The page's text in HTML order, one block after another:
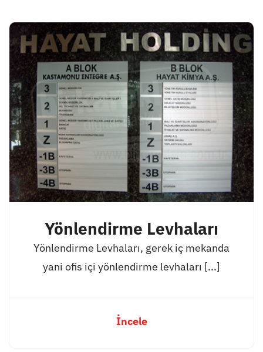
Yönlendirme Levhaları
Yönlendirme Levhaları, gerek iç mekanda
yani ofis içi yönlendirme levhaları [...]
İncele